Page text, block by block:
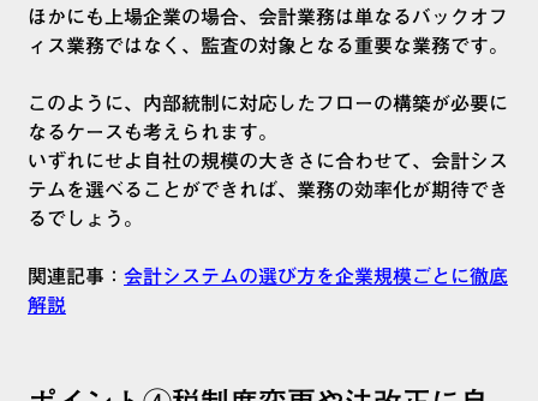
ほかにも上場企業の場合、会計業務は単なるバックオフ
ィス業務ではなく、監査の対象となる重要な業務です。
このように、内部統制に対応したフローの構築が必要に
なるケースも考えられます。
いずれにせよ自社の規模の大きさに合わせて、会計シス
テムを選べることができれば、業務の効率化が期待でき
るでしょう。
関連記事： 会計システムの選び方を企業規模ごとに徹底
解説